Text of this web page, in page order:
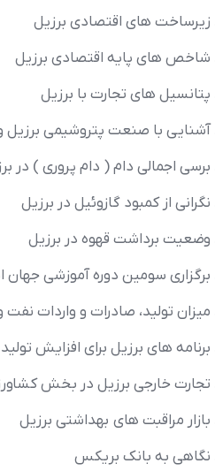
زيرساخت هاي اقتصادي برزيل
شاخص هاي پايه اقتصادي برزيل
پتانسيل هاي تجارت با برزيل
آشنايي با صنعت پتروشيمي
برسي اجمالي دام ( دام پروري ) در
نگراني از کمبود گازوئيل در برزيل
وضعيت برداشت قهوه در برزيل
برگزاري سومين دوره آموزشي جهان
ميزان توليد، صادرات و واردات نفت
برنامه هاي برزيل براي افزايش
تجارت خارجي برزيل در بخش
بازار مراقبت هاي بهداشتي برزيل
نگاهي به بانک بريکس